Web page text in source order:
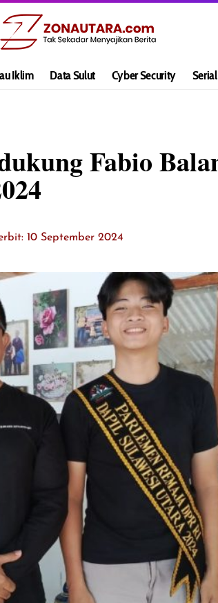
Iklim Data Sulut Cyber Security Serial
Fabio
10 September 2024